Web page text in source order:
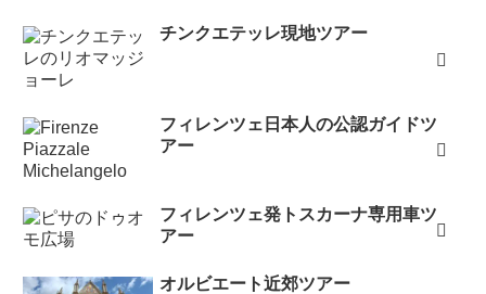
ました。それにしても、イタリアはすばらしい！すべて
に感動しました。（2014年6月）
参りました。当日は一番に入館しゆっくりと名画を堪能
でき大変感謝しております。またサイトの案内も活用し
コーヒーもしっかりいただきトイレも迷うことなく完璧
でした。ありがとうございました。（2014年6月）
このたびはアカデミア美術館とウフィツィ美術館の予約
を手配していただきどうもありがとうございました。当
チンクエテッレ現地ツアー
フィレンツェ日本人の公認ガイドツ
アー
フィレンツェ発トスカーナ専用車ツ
アー
オルビエート近郊ツアー